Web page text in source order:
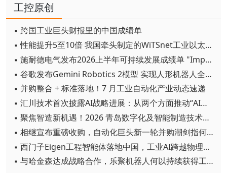
工控原创
▪ 跨国工业巨头财报里的中国成绩单
▪ 性能提升5至10倍 我国牵头制定的WiTSnet工业以太网国际标准正式发布
▪ 施耐德电气发布2026上半年可持续发展成绩单 "Impact 2030"路线图开局稳健
▪ 谷歌发布Gemini Robotics 2模型 实现人形机器人全身智能控制突破
▪ 并购整合 + 标准落地！7 月工业自动化产业动态速递
▪ 汇川技术首次披露AI战略进展：从两个方面推动“AI业务化”落地
▪ 聚焦智造新机遇！2026 青岛数字化及智能制造技术论坛圆满落幕
▪ 相继宣布重磅收购，自动化巨头新一轮并购潮剑指何方？
▪ 西门子Eigen工程智能体落地中国，工业AI跨越物理世界“确定性”拐点
▪ 与哈金森达成战略合作，乐聚机器人何以持续获得工业巨头青睐？